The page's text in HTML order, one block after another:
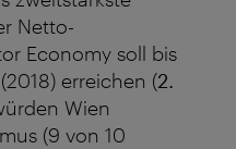
Netto-
Economy soll bis
erreichen (2.
Wien
(9 von 10